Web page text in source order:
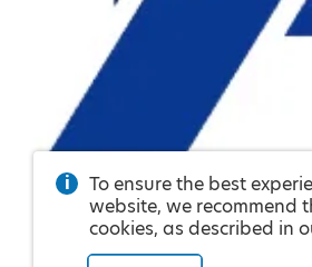
To ensure the best
website, we recommend
cookies, as described in